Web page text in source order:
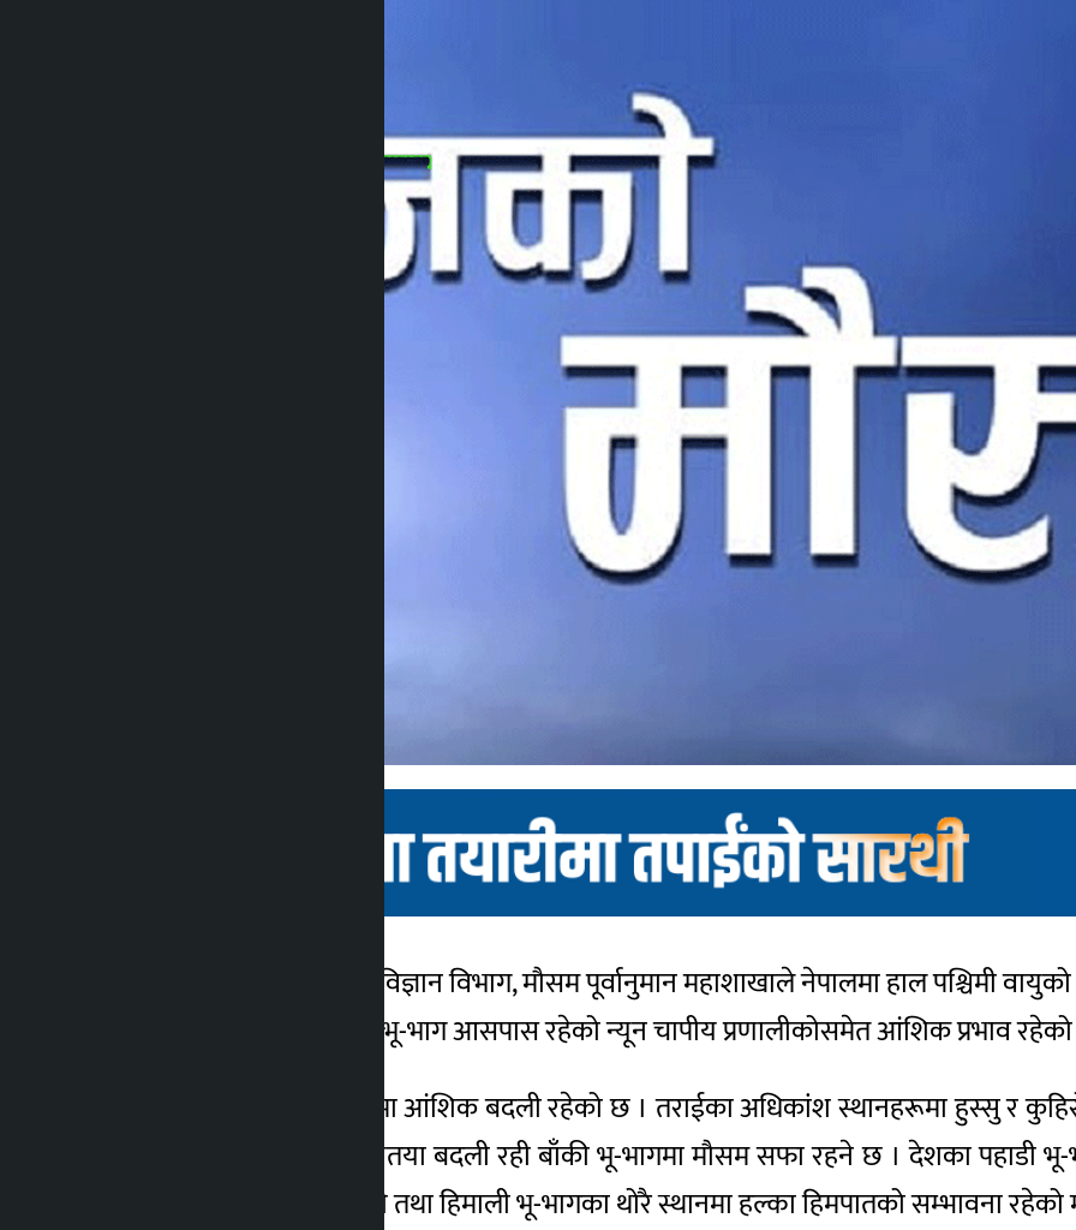
काठमाडौँ । जल तथा मौसम विज्ञान विभाग, मौसम पूर्वानुमान महाशाखाले नेपालमा हाल पश्चिमी
अनुसार बङ्गलादेशको दक्षिण भू-भाग आसपास रहेको न्यून चापीय प्रणालीकोसमेत आंशिक प्रभाव
अहिले देशका पहाडी भू-भागमा आंशिक बदली रहेको छ । तराईका अधिकांश स्थानहरूमा हुस्सु र
भागमा आंशिकदेखि साधारणतया बदली रही बाँकी भू-भागमा मौसम सफा रहने छ । देशका पहाडी
रहेको छ । देशका उच्च पहाडी तथा हिमाली भू-भागका थोरै स्थानमा हल्का हिमपातको सम्भावना